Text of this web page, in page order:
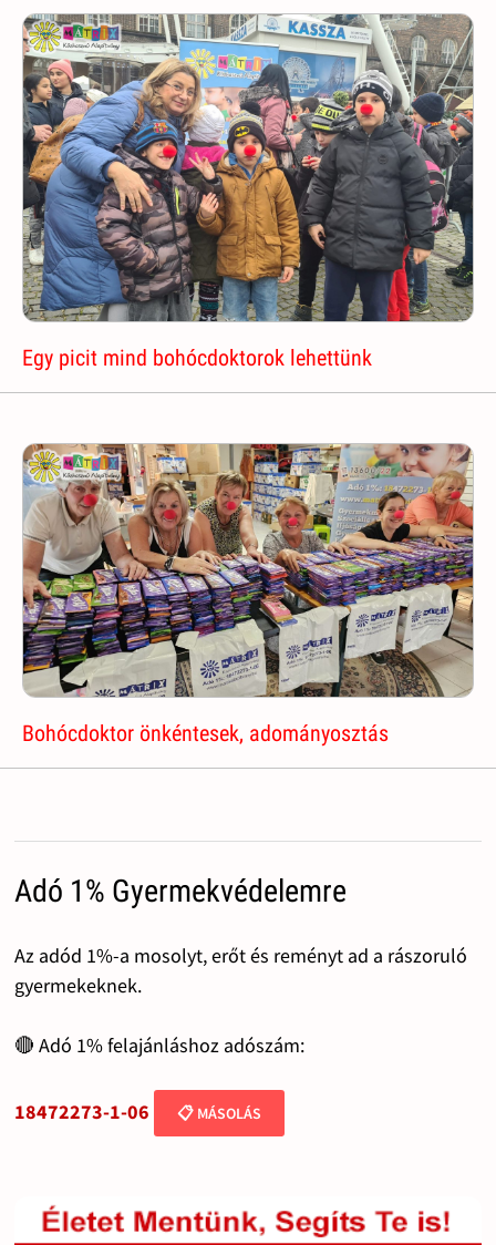
Egy picit mind bohócdoktorok lehettünk
Bohócdoktor önkéntesek, adományosztás
Adó 1% Gyermekvédelemre
Az adód 1%-a mosolyt, erőt és reményt ad a rászoruló
gyermekeknek.
🔴 Adó 1% felajánláshoz adószám:
18472273-1-06 📋 MÁSOLÁS